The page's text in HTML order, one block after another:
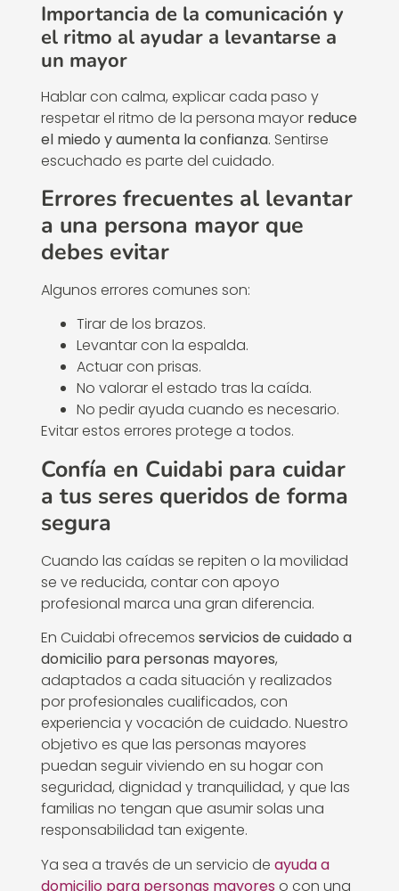
Importancia de la comunicación y
el ritmo al ayudar a levantarse a
un mayor
Hablar con calma, explicar cada paso y
respetar el ritmo de la persona mayor reduce
el miedo y aumenta la confianza. Sentirse
escuchado es parte del cuidado.
Errores frecuentes al levantar
a una persona mayor que
debes evitar
Algunos errores comunes son:
Tirar de los brazos.
Levantar con la espalda.
Actuar con prisas.
No valorar el estado tras la caída.
No pedir ayuda cuando es necesario.
Evitar estos errores protege a todos.
Confía en Cuidabi para cuidar
a tus seres queridos de forma
segura
Cuando las caídas se repiten o la movilidad
se ve reducida, contar con apoyo
profesional marca una gran diferencia.
En Cuidabi ofrecemos servicios de cuidado a
domicilio para personas mayores,
adaptados a cada situación y realizados
por profesionales cualificados, con
experiencia y vocación de cuidado. Nuestro
objetivo es que las personas mayores
puedan seguir viviendo en su hogar con
seguridad, dignidad y tranquilidad, y que las
familias no tengan que asumir solas una
responsabilidad tan exigente.
Ya sea a través de un servicio de ayuda a
domicilio para personas mayores o con una